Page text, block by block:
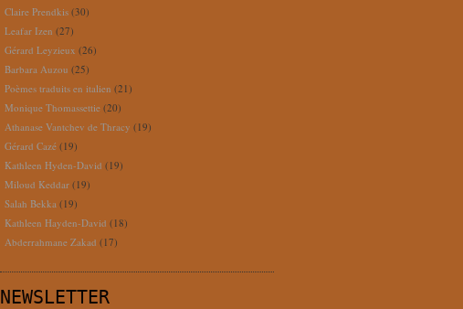
Claire Prendkis (30)
Leafar Izen (27)
Gérard Leyzieux (26)
Barbara Auzou (25)
Poèmes traduits en italien (21)
Monique Thomassettie (20)
Athanase Vantchev de Thracy (19)
Gérard Cazé (19)
Kathleen Hyden-David (19)
Miloud Keddar (19)
Salah Bekka (19)
Kathleen Hayden-David (18)
Abderrahmane Zakad (17)
NEWSLETTER